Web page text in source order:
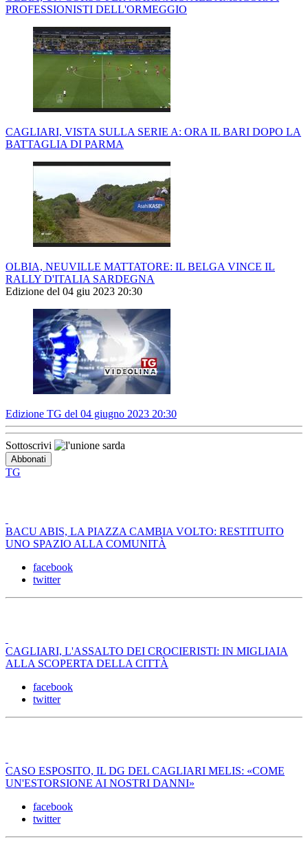
PROFESSIONISTI DELL'ORMEGGIO
CAGLIARI, VISTA SULLA SERIE A: ORA IL BARI DOPO LA
BATTAGLIA DI PARMA
OLBIA, NEUVILLE MATTATORE: IL BELGA VINCE IL
RALLY D'ITALIA SARDEGNA
Edizione del 04 giu 2023 20:30
Edizione TG del 04 giugno 2023 20:30
Sottoscrivi
TG
BACU ABIS, LA PIAZZA CAMBIA VOLTO: RESTITUITO
UNO SPAZIO ALLA COMUNITÀ
facebook
twitter
CAGLIARI, L'ASSALTO DEI CROCIERISTI: IN MIGLIAIA
ALLA SCOPERTA DELLA CITTÀ
facebook
twitter
CASO ESPOSITO, IL DG DEL CAGLIARI MELIS: «COME
UN'ESTORSIONE AI NOSTRI DANNI»
facebook
twitter